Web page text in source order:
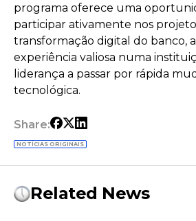
programa oferece uma
participar ativamente nos
transformação digital do banco,
experiência valiosa numa
liderança a passar por rápida
tecnológica.
Share:
NOTÍCIAS ORIGINAIS
Related News